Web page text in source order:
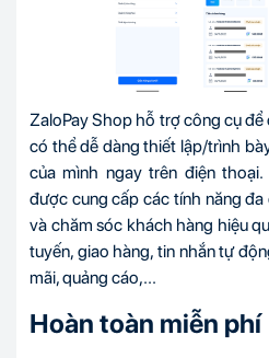
ZaloPay Shop hỗ trợ công cụ
có thể dễ dàng thiết lập/trình
của mình ngay trên điện
được cung cấp các tính năng
và chăm sóc khách hàng hiệu
tuyến, giao hàng, tin nhắn tự
mãi, quảng cáo,...
Hoàn toàn miễn phí